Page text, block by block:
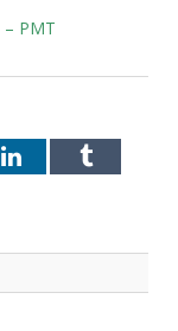
– PMT
LinkedInTumblr